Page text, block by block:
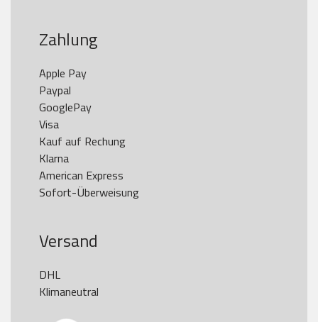
Zahlung
Apple Pay
Paypal
GooglePay
Visa
Kauf auf Rechung
Klarna
American Express
Versand
DHL
Klimaneutral